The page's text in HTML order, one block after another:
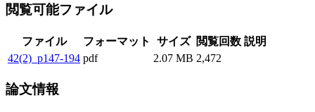
閲覧可能ファイル
ファイル フォーマット サイズ 閲覧回数 説明
42(2)_p147-194 pdf 2.07 MB 2,472
論文情報